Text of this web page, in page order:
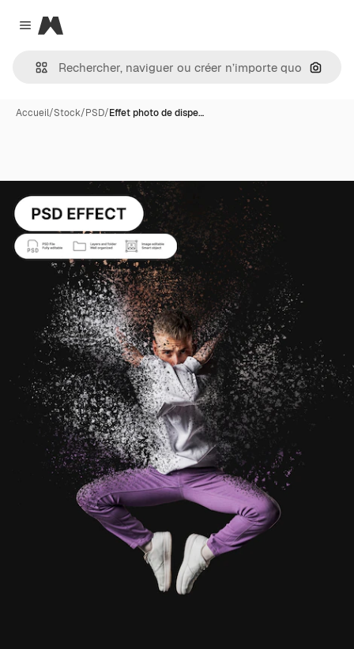
Close menu
Magnific
Accueil/Stock/PSD/Effet photo de dispe…